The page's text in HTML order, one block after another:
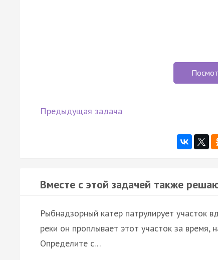
Предыдущая задача
Вместе с этой задачей также
Рыбнадзорный катер патрулирует участок
реки он проплывает этот участок за время,
Определите с…